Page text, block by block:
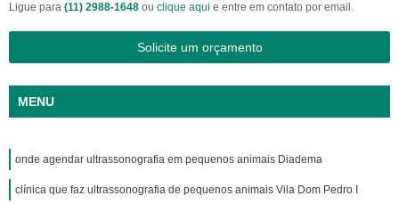
Ligue para (11) 2988-1648 ou clique aqui e entre em contato por email.
Solicite um orçamento
MENU
onde agendar ultrassonografia em pequenos animais Diadema
clínica que faz ultrassonografia de pequenos animais Vila Dom Pedro I